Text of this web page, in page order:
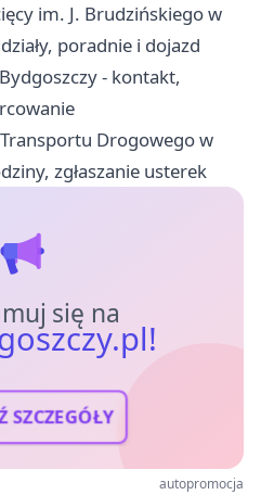
im. J. Brudzińskiego w
poradnie i dojazd
- kontakt,
Drogowego w
zgłaszanie usterek
się na
SZCZEGÓŁY
autopromocja